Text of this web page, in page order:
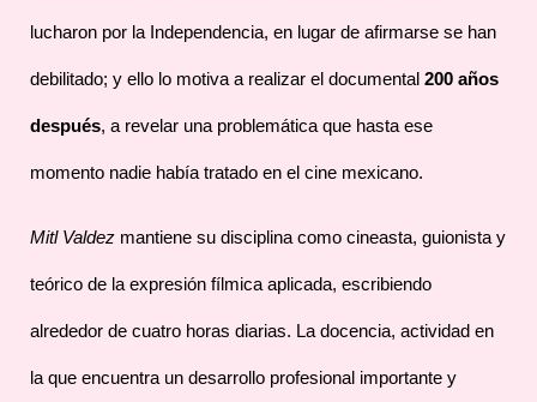
lucharon por la Independencia, en lugar de afirmarse se han
debilitado; y ello lo motiva a realizar el documental 200 años
después, a revelar una problemática que hasta ese
momento nadie había tratado en el cine mexicano.
Mitl Valdez mantiene su disciplina como cineasta, guionista y
teórico de la expresión fílmica aplicada, escribiendo
alrededor de cuatro horas diarias. La docencia, actividad en
la que encuentra un desarrollo profesional importante y